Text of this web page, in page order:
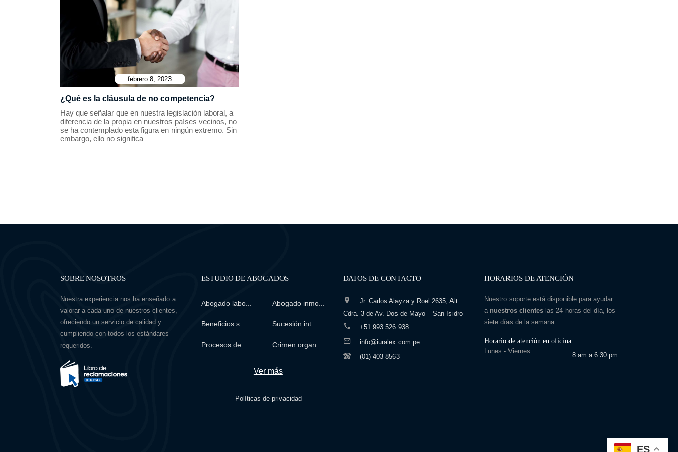
febrero 8, 2023
¿Qué es la cláusula de no competencia?
Hay que señalar que en nuestra legislación laboral, a
diferencia de la propia en nuestros países vecinos, no
se ha contemplado esta figura en ningún extremo. Sin
embargo, ello no significa
SOBRE NOSOTROS
Nuestra experiencia nos ha enseñado a
valorar a cada uno de nuestros clientes,
ofreciendo un servicio de calidad y
cumpliendo con todos los estándares
requeridos.
ESTUDIO DE ABOGADOS
Abogado labo... Abogado inmo...
Beneficios s... Sucesión int...
Procesos de ... Crimen organ...
Ver más
Políticas de privacidad
DATOS DE CONTACTO
Jr. Carlos Alayza y Roel 2635, Alt.
Cdra. 3 de Av. Dos de Mayo – San Isidro
+51 993 526 938
info@iuralex.com.pe
(01) 403-8563
HORARIOS DE ATENCIÓN
Nuestro soporte está disponible para ayudar
a nuestros clienteslas 24 horas del día, los
siete días de la semana.
Horario de atención en oficina
Lunes - Viernes:
8 am a 6:30 pm
ES